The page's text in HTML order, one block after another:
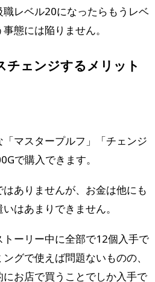
レベル20になったらもうレベ
態には陥りません。
チェンジするメリット
マスタープルフ」「チェンジ
で購入できます。
ありませんが、お金は他にも
はあまりできません。
トーリー中に全部で12個入手で
グで使えば問題ないものの、
お店で買うことでしか入手で